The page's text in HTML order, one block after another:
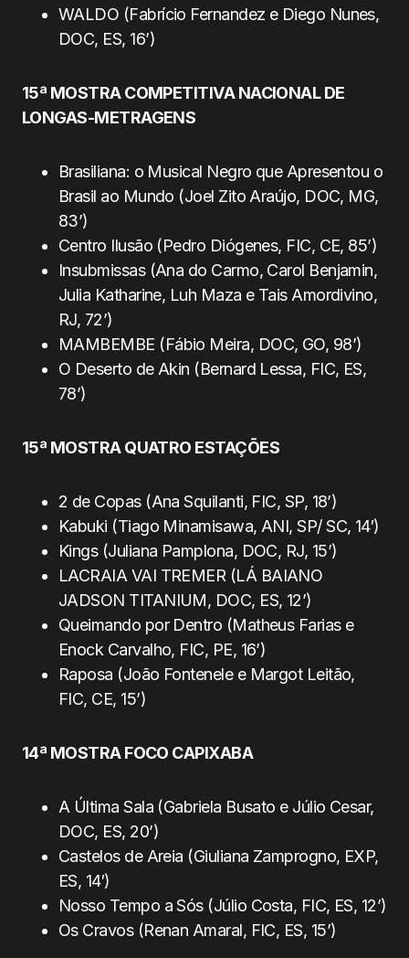
WALDO (Fabrício Fernandez e Diego Nunes,
DOC, ES, 16’)
15ª MOSTRA COMPETITIVA NACIONAL DE
LONGAS-METRAGENS
Brasiliana: o Musical Negro que Apresentou o
Brasil ao Mundo (Joel Zito Araújo, DOC, MG,
83’)
Centro Ilusão (Pedro Diógenes, FIC, CE, 85’)
Insubmissas (Ana do Carmo, Carol Benjamin,
Julia Katharine, Luh Maza e Tais Amordivino,
RJ, 72’)
MAMBEMBE (Fábio Meira, DOC, GO, 98’)
O Deserto de Akin (Bernard Lessa, FIC, ES,
78’)
15ª MOSTRA QUATRO ESTAÇÕES
2 de Copas (Ana Squilanti, FIC, SP, 18’)
Kabuki (Tiago Minamisawa, ANI, SP/ SC, 14′)
Kings (Juliana Pamplona, DOC, RJ, 15’)
LACRAIA VAI TREMER (LÁ BAIANO
JADSON TITANIUM, DOC, ES, 12’)
Queimando por Dentro (Matheus Farias e
Enock Carvalho, FIC, PE, 16’)
Raposa (João Fontenele e Margot Leitão,
FIC, CE, 15’)
14ª MOSTRA FOCO CAPIXABA
A Última Sala (Gabriela Busato e Júlio Cesar,
DOC, ES, 20’)
Castelos de Areia (Giuliana Zamprogno, EXP,
ES, 14′)
Nosso Tempo a Sós (Júlio Costa, FIC, ES, 12’)
Os Cravos (Renan Amaral, FIC, ES, 15’)